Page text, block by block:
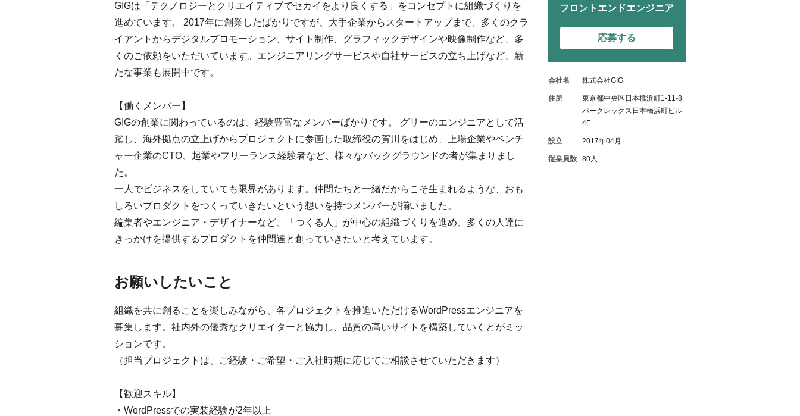
GIGは「テクノロジーとクリエイティブでセカイをより良くする」をコンセプトに組織づくりを
進めています。 2017年に創業したばかりですが、大手企業からスタートアップまで、多くのクラ
イアントからデジタルプロモーション、サイト制作、グラフィックデザインや映像制作など、多
くのご依頼をいただいています。エンジニアリングサービスや自社サービスの立ち上げなど、新
たな事業も展開中です。
【働くメンバー】
GIGの創業に関わっているのは、経験豊富なメンバーばかりです。 グリーのエンジニアとして活
躍し、海外拠点の立上げからプロジェクトに参画した取締役の賀川をはじめ、上場企業やベンチ
ャー企業のCTO、起業やフリーランス経験者など、様々なバックグラウンドの者が集まりまし
た。
一人でビジネスをしていても限界があります。仲間たちと一緒だからこそ生まれるような、おも
しろいプロダクトをつくっていきたいという想いを持つメンバーが揃いました。
編集者やエンジニア・デザイナーなど、「つくる人」が中心の組織づくりを進め、多くの人達に
きっかけを提供するプロダクトを仲間達と創っていきたいと考えています。
お願いしたいこと
組織を共に創ることを楽しみながら、各プロジェクトを推進いただけるWordPressエンジニアを
募集します。社内外の優秀なクリエイターと協力し、品質の高いサイトを構築していくとがミッ
ションです。
（担当プロジェクトは、ご経験・ご希望・ご入社時期に応じてご相談させていただきます）
【歓迎スキル】
・WordPressでの実装経験が2年以上
フロントエンドエンジニア
応募する
会社名 株式会社GIG
住所
東京都中央区日本橋浜町1-11-8
パークレックス日本橋浜町ビル
4F
設立 2017年04月
従業員数 80人